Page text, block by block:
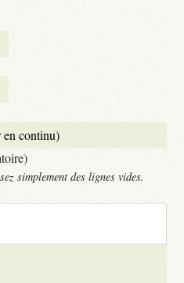
simplement des lignes vides.